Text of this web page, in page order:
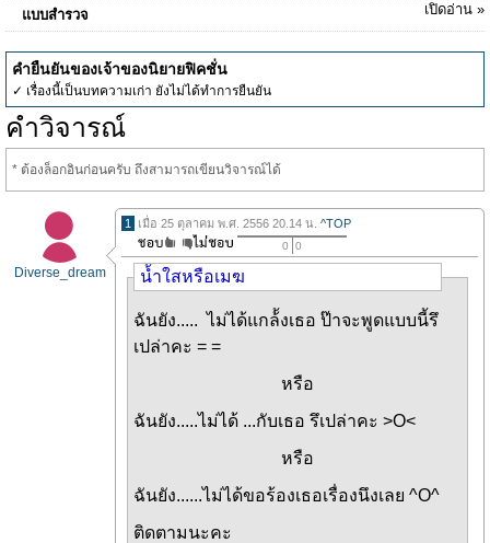
แบบสำรวจ เปิดอ่าน »
คำยืนยันของเจ้าของนิยายฟิคชั่น
✓ เรื่องนี้เป็นบทความเก่า ยังไม่ได้ทำการยืนยัน
คำวิจารณ์
* ต้องล็อกอินก่อนครับ ถึงสามารถเขียนวิจารณ์ได้
Diverse_dream
1 เมื่อ 25 ตุลาคม พ.ศ. 2556 20.14 น. ^TOP
0 0
น้ำใสหรือเมฆ
ฉันยัง..... ไม่ได้แกล้้งเธอ ป๊าจะพูดแบบนี้รึ
เปล่าคะ = =
หรือ
ฉันยัง.....ไม่ได้ ...กับเธอ รึเปล่าคะ >O<
หรือ
ฉันยัง......ไม่ได้ขอร้องเธอเรื่องนึงเลย ^O^
ติดตามนะคะ